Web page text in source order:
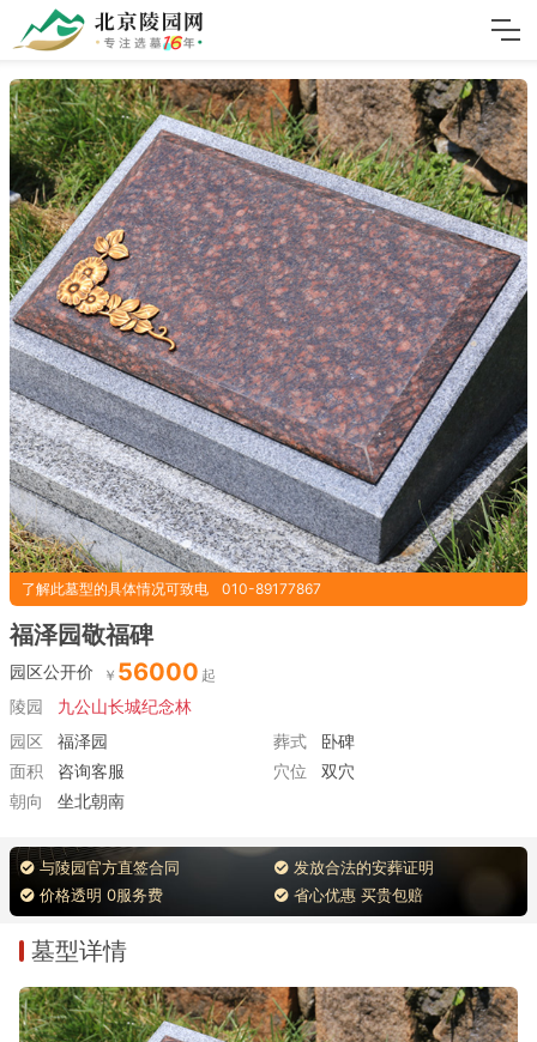
了解此墓型的具体情况可致电 010-89177867
福泽园敬福碑
园区公开价 56000
陵园
九公山长城纪念林
园区
福泽园 葬式
卧碑
面积
咨询客服 穴位
双穴
朝向
坐北朝南
与陵园官方直签合同
发放合法的安葬证明
价格透明 0服务费
省心优惠 买贵包赔
墓型详情